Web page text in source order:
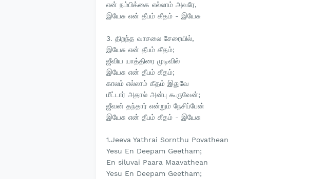
என் நம்பிக்கை எல்லாம் அவரே,
இயேசு என் தீபம் கீதம் - இயேசு
3. திறந்த வாசலை சேரையில்,
இயேசு என் தீபம் கீதம்;
ஜீவிய யாத்திரை முடிவில்
இயேசு என் தீபம் கீதம்;
காலம் எல்லாம் கீதம் இதுவே
மீட்டார் அதால் அன்பு கூருவேன்;
ஜீவன் தந்தார் என்றும் நேசிப்பேன்
இயேசு என் தீபம் கீதம் - இயேசு
1.Jeeva Yathrai Sornthu Povathean
Yesu En Deepam Geetham;
En siluvai Paara Maavathean
Yesu En Deepam Geetham;